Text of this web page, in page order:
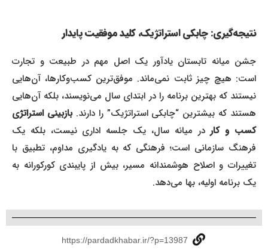
نتیجه‌گیری: چابکی استراتژیک، کلید موفقیت پایدار
جشن میانه تابستان یادآور یک اصل مهم در طبیعت و تجارت
است: هیچ چیز ثابت نمی‌ماند. موفق‌ترین کسب‌وکارها، آن‌هایی
نیستند که بهترین برنامه را در ابتدای سال می‌نویسند، بلکه آن‌هایی
هستند که بیشترین “چابکی استراتژیک” را دارند.بازبینی استراتژی
کسب و کاردر میانه سال، یک جلسه اداری نیست، بلکه یک
فرهنگ سازمانی است؛ فرهنگی که به یادگیری مداوم، تطبیق با
تغییرات و اصلاح هوشمندانه مسیر، بیش از پایبندی کورکورانه به
یک برنامه اولیه، بها می‌دهد.
https://pardadkhabar.ir/?p=13987